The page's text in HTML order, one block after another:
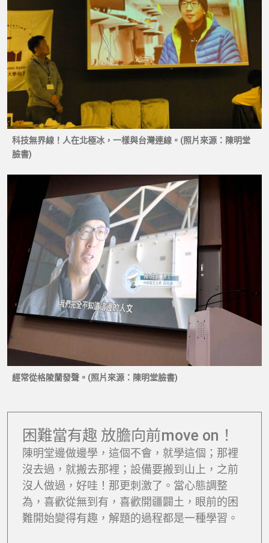
科技無界線！人在北極冰，一樣與台灣連線。(照片來源：陳明堂
臉書)
經常從格陵蘭發聲。(照片來源：陳明堂臉書)
困難當有趣 放膽向前move on！
陳明堂邊做邊學，這個不會，就學這個；那裡
沒去過，就搬去那裡；設備要搬到山上，之前
沒人做過，好哇！那更刺激了。當心態調整
為，喜歡從無到有，喜歡開疆闢土，眼前的困
難開始變得有趣，解題的過程都是一種學習。